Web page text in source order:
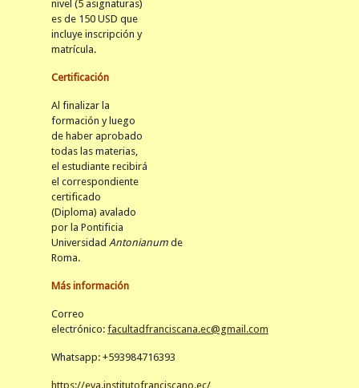
nivel (5 asignaturas)
es de 150 USD que
incluye inscripción y
matrícula.
Certificación
Al finalizar la
formación y luego
de haber aprobado
todas las materias,
el estudiante recibirá
el correspondiente
certificado
(Diploma) avalado
por la Pontificia
Universidad Antonianum de
Roma.
Más información
Correo
electrónico: facultadfranciscana.ec@gmail.com
Whatsapp: +593984716393
https://eva.institutofranciscano.ec/